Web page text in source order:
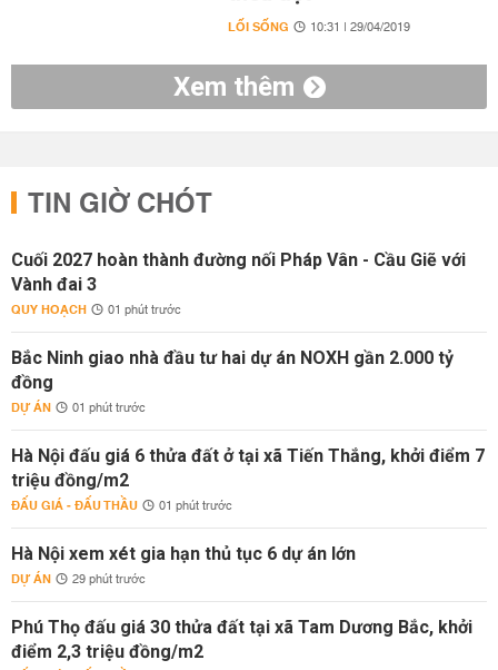
LỐI SỐNG 10:31 | 29/04/2019
Xem thêm
TIN GIỜ CHÓT
Cuối 2027 hoàn thành đường nối Pháp Vân - Cầu Giẽ với
Vành đai 3
QUY HOẠCH 01 phút trước
Bắc Ninh giao nhà đầu tư hai dự án NOXH gần 2.000 tỷ
đồng
DỰ ÁN 01 phút trước
Hà Nội đấu giá 6 thửa đất ở tại xã Tiến Thắng, khởi điểm 7
triệu đồng/m2
ĐẤU GIÁ - ĐẤU THẦU 01 phút trước
Hà Nội xem xét gia hạn thủ tục 6 dự án lớn
DỰ ÁN 29 phút trước
Phú Thọ đấu giá 30 thửa đất tại xã Tam Dương Bắc, khởi
điểm 2,3 triệu đồng/m2